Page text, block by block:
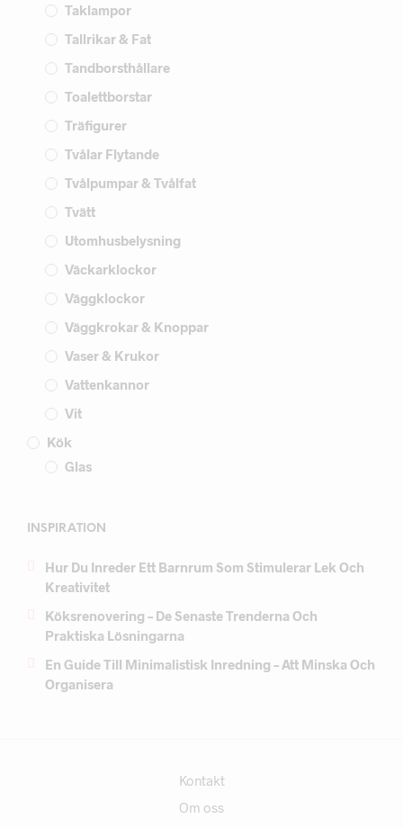
Taklampor
Tallrikar & Fat
Tandborsthållare
Toalettborstar
Träfigurer
Tvålar Flytande
Tvålpumpar & Tvålfat
Tvätt
Utomhusbelysning
Väckarklockor
Väggklockor
Väggkrokar & Knoppar
Vaser & Krukor
Vattenkannor
Vit
Kök
Glas
INSPIRATION
Hur Du Inreder Ett Barnrum Som Stimulerar Lek Och
Kreativitet
Köksrenovering – De Senaste Trenderna Och
Praktiska Lösningarna
En Guide Till Minimalistisk Inredning – Att Minska Och
Organisera
Kontakt
Om oss